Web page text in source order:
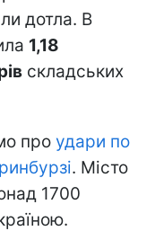
дотла. В
1,18
складських
про удари по
. Місто
1700